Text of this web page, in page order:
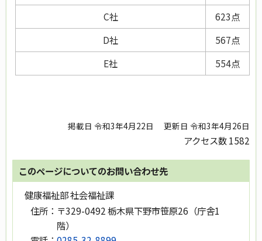
C社
623点
D社
567点
E社
554点
掲載日 令和3年4月22日 更新日 令和3年4月26日
アクセス数1582
このページについてのお問い合わせ先
健康福祉部 社会福祉課
住所： 〒329-0492 栃木県下野市笹原26（庁舎1
階）